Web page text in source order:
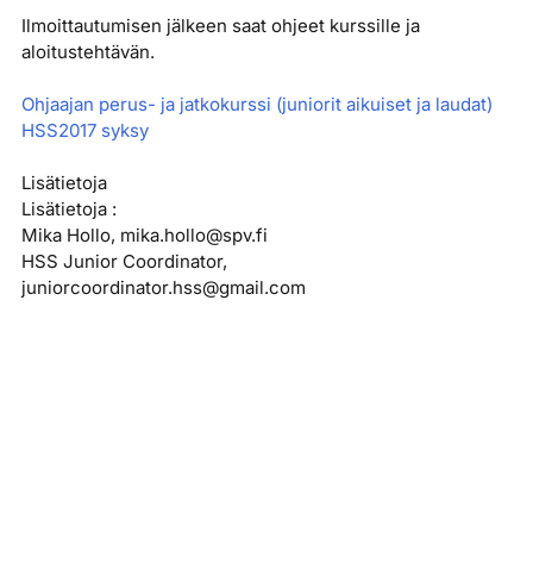
Ilmoittautumisen jälkeen saat ohjeet kurssille ja
aloitustehtävän.
Ohjaajan perus- ja jatkokurssi (juniorit aikuiset ja laudat)
HSS2017 syksy
Lisätietoja
Lisätietoja :
Mika Hollo, mika.hollo@spv.fi
HSS Junior Coordinator,
juniorcoordinator.hss@gmail.com